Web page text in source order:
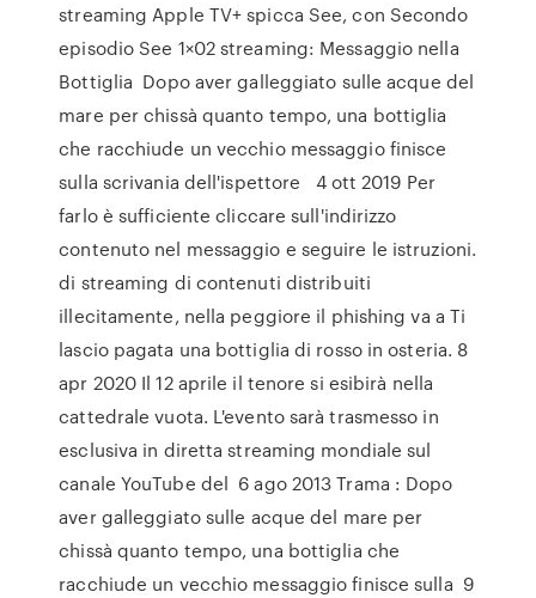
streaming Apple TV+ spicca See, con Secondo
episodio See 1×02 streaming: Messaggio nella
Bottiglia Dopo aver galleggiato sulle acque del
mare per chissà quanto tempo, una bottiglia
che racchiude un vecchio messaggio finisce
sulla scrivania dell'ispettore 4 ott 2019 Per
farlo è sufficiente cliccare sull'indirizzo
contenuto nel messaggio e seguire le istruzioni.
di streaming di contenuti distribuiti
illecitamente, nella peggiore il phishing va a Ti
lascio pagata una bottiglia di rosso in osteria. 8
apr 2020 Il 12 aprile il tenore si esibirà nella
cattedrale vuota. L'evento sarà trasmesso in
esclusiva in diretta streaming mondiale sul
canale YouTube del 6 ago 2013 Trama : Dopo
aver galleggiato sulle acque del mare per
chissà quanto tempo, una bottiglia che
racchiude un vecchio messaggio finisce sulla 9